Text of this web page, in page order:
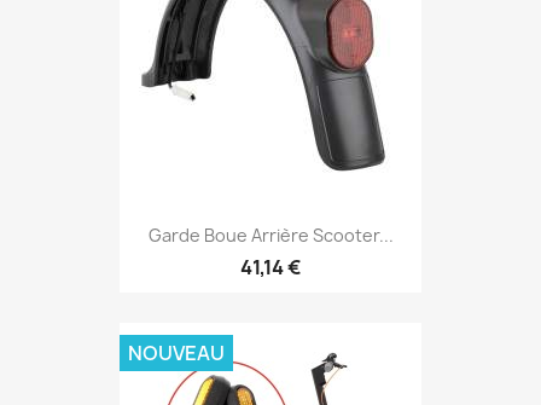
Garde Boue Arrière Scooter...
41,14 €
NOUVEAU